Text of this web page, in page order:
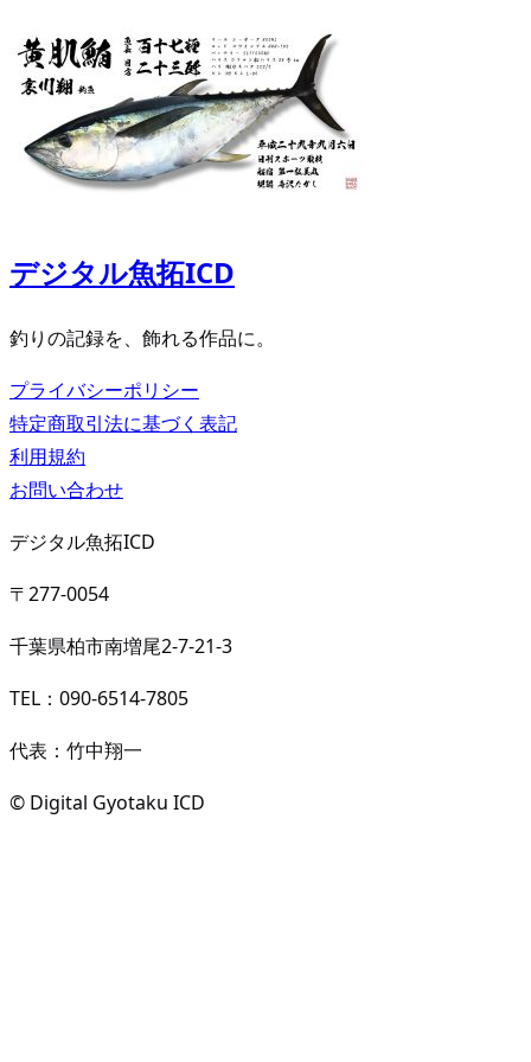
デジタル魚拓ICD
釣りの記録を、飾れる作品に。
プライバシーポリシー
特定商取引法に基づく表記
利用規約
お問い合わせ
デジタル魚拓ICD
〒277-0054
千葉県柏市南増尾2-7-21-3
TEL：090-6514-7805
代表：竹中翔一
© Digital Gyotaku ICD